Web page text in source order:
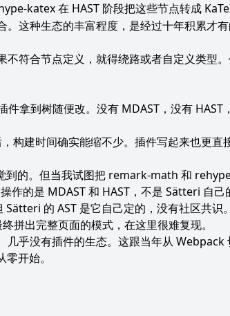
katex 在 HAST 阶段把这些节点转成
。这种生态的丰富程度，是经过十年积累
符合节点定义，就得绕路或者自定义类型
拿到树随便改。没有 MDAST，没有 HAST
构建时间确实能缩不少。插件写起来也更直
到的。但当我试图把 remark-math 和
的是 MDAST 和 HAST，不是 Sätteri 自己的
的 AST 是它自己定的，没有社区共识
拼出完整页面的模式，在这里很难复现。
乎没有插件的生态。这跟当年从 Webpack
开始。